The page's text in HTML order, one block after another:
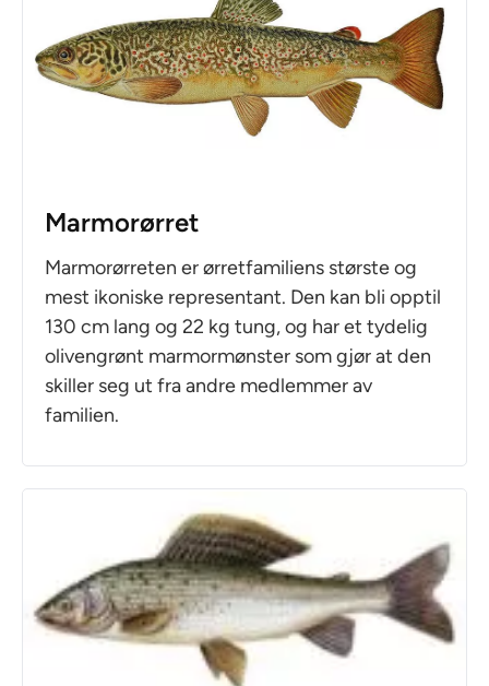
Marmorørret
Marmorørreten er ørretfamiliens største og
mest ikoniske representant. Den kan bli opptil
130 cm lang og 22 kg tung, og har et tydelig
olivengrønt marmormønster som gjør at den
skiller seg ut fra andre medlemmer av
familien.